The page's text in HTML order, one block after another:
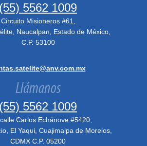
(55) 5562 1009
Circuito Misioneros #61,
Naucalpan, Estado de México,
C.P. 53100
Llámanos
(55) 5562 1009
Carlos Echánove #5420,
El Yaqui, Cuajimalpa de Morelos,
CDMX C.P. 05200